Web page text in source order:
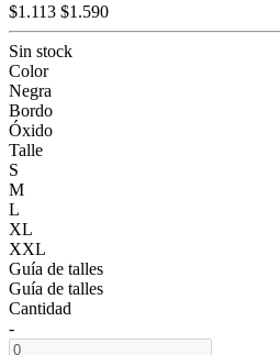
$1.113 $1.590
Sin stock
Color
Negra
Bordo
Óxido
Talle
S
M
L
XL
XXL
Guía de talles
Guía de talles
Cantidad
-